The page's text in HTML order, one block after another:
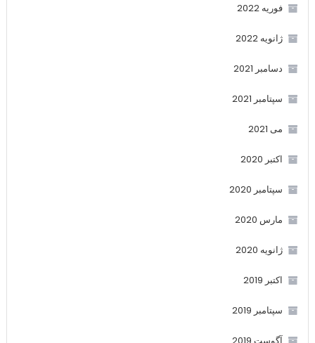
فوریه 2022
ژانویه 2022
دسامبر 2021
سپتامبر 2021
می 2021
اکتبر 2020
سپتامبر 2020
مارس 2020
ژانویه 2020
اکتبر 2019
سپتامبر 2019
آگوست 2019